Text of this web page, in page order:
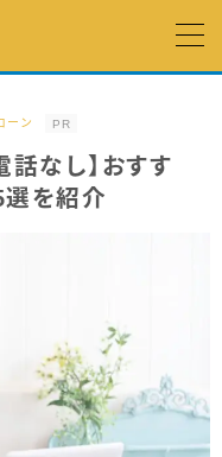
ーン PR
なし】おすす
を紹介